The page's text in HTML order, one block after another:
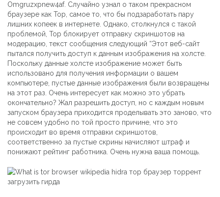
Omgruzxpnew4af. Случайно узнал о таком прекрасном
браузере как Тор, самое то, что бы подзаработать пару
лишних копеек в интернете. Однако, столкнулся с такой
проблемой, Тор блокирует отправку скриншотов на
модерацию, текст сообщения следующий “Этот веб-сайт
пытался получить доступ к данным изображения на холсте.
Поскольку данные холсте изображение может быть
использовано для получения информации о вашем
компьютере, пустые данные изображения были возвращены
на этот раз. Очень интересует как можно это убрать
окончательно? Жал разрешить доступ, но с каждым новым
запуском браузера приходится проделывать это заново, что
не совсем удобно по той просто причине, что это
происходит во время отправки скриншотов,
соответственно за пустые скрины начисляют штраф и
понижают рейтинг работника. Очень нужна ваша помощь.